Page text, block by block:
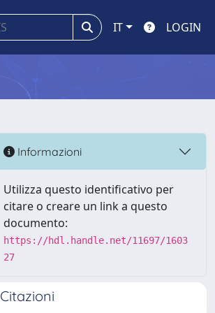
IT LOGIN
Informazioni
Utilizza questo identificativo per
citare o creare un link a questo
documento:
https://hdl.handle.net/11697/1603
27
Citazioni